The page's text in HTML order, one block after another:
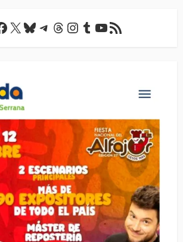
X Bluesky
Telegram
Threads
Instagram
Tumblr
YouTube
Feed RSS